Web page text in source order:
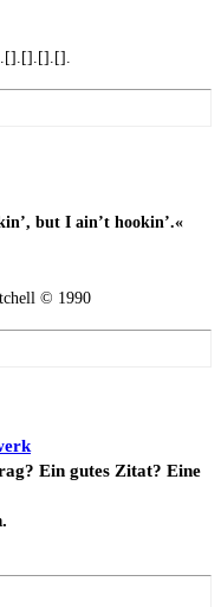
but I ain’t hookin’.«
© 1990
Ein gutes Zitat? Eine